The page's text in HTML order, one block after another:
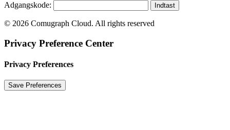
Adgangskode:
© 2026 Comugraph Cloud. All rights reserved
Privacy Preference Center
Privacy Preferences